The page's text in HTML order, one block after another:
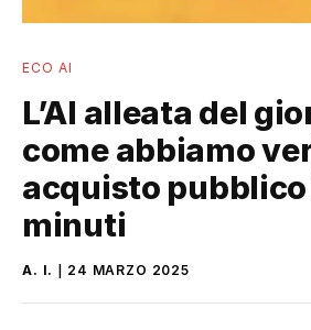
ECO AI
L’AI alleata del
come abbiamo
acquisto
minuti
A. I. 24 MARZO 2025